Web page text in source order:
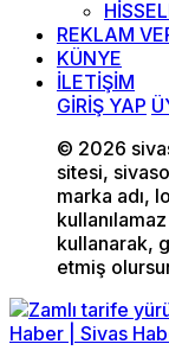
REKLAM
KÜNYE
İLETİŞİM
GİRİŞ YAP
© 2026
sitesi,
marka adı,
kullanarak,
etmiş